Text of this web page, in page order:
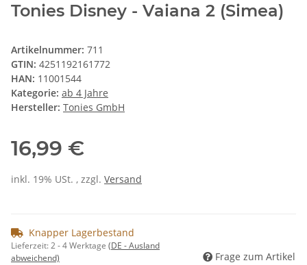
Tonies Disney - Vaiana 2 (Simea)
Artikelnummer: 711
GTIN: 4251192161772
HAN: 11001544
Kategorie: ab 4 Jahre
Hersteller: Tonies GmbH
16,99 €
inkl. 19% USt. , zzgl. Versand
Knapper Lagerbestand
Lieferzeit:2 - 4 Werktage (DE - Ausland
abweichend)
Frage zum Artikel